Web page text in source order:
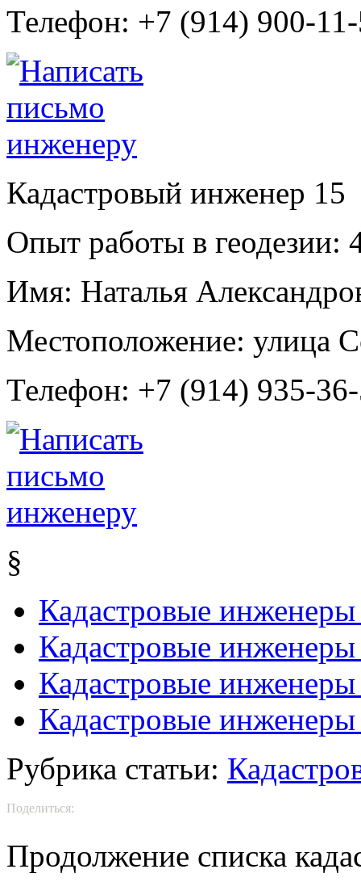
Телефон: +7 (914) 900-
Кадастровый инженер 15
Опыт работы в геодезии:
Имя: Наталья
Местоположение: улица
Телефон: +7 (914) 935-
§
Кадастровые
Кадастровые
Кадастровые
Кадастровые
Рубрика статьи:
Поделиться:
Продолжение списка